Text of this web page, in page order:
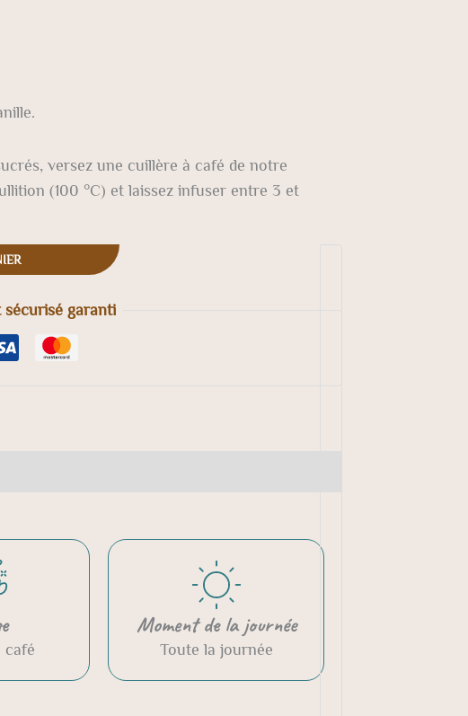
versez une cuillère à café de notre
(100 °C) et laissez infuser entre 3 et
sécurisé garanti
café
Moment de la journée
Toute la journée